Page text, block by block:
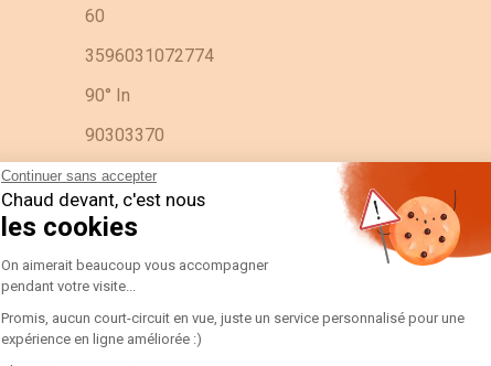
Continuer sans accepter
Chaud devant, c'est nous
les cookies
Plateforme de Gestion du
On aimerait beaucoup vous accompagner
pendant votre visite...
Promis, aucun court-circuit en vue, juste un service personnalisé pour une
expérience en ligne améliorée :)
60
3596031072774
90° In
90303370
192A2205-AMP D48A90-A 60/5A
ES
N/A
0.07